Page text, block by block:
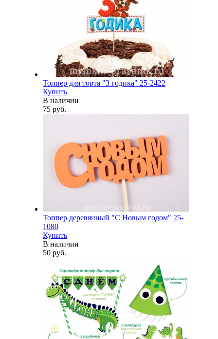
Топпер для торта "3 годика" 25-2422
Купить
В наличии
75 руб.
Топпер деревянный "С Новым годом" 25-
1080
Купить
В наличии
50 руб.